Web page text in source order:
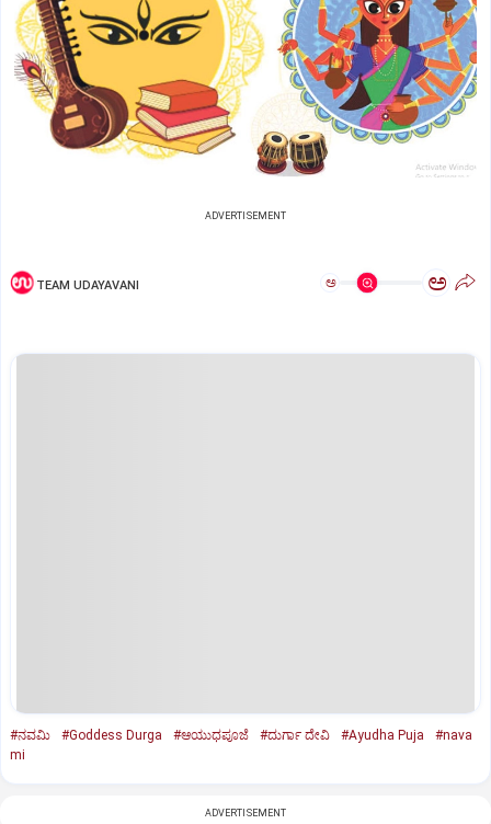
ADVERTISEMENT
TEAM UDAYAVANI ಅ ಅ
#ನವಮಿ #Goddess Durga #ಆಯುಧಪೂಜೆ #ದುರ್ಗಾ ದೇವಿ #Ayudha Puja
#nava
mi
ADVERTISEMENT